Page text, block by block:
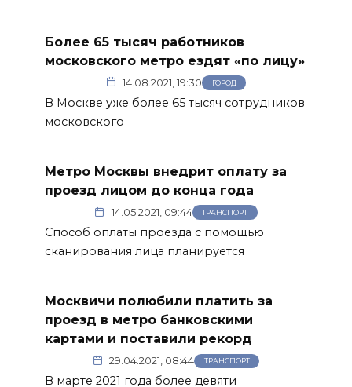
Более 65 тысяч работников
московского метро ездят «по лицу»
14.08.2021, 19:30 ГОРОД
В Москве уже более 65 тысяч сотрудников
московского
Метро Москвы внедрит оплату за
проезд лицом до конца года
14.05.2021, 09:44 ТРАНСПОРТ
Способ оплаты проезда с помощью
сканирования лица планируется
Москвичи полюбили платить за
проезд в метро банковскими
картами и поставили рекорд
29.04.2021, 08:44 ТРАНСПОРТ
В марте 2021 года более девяти